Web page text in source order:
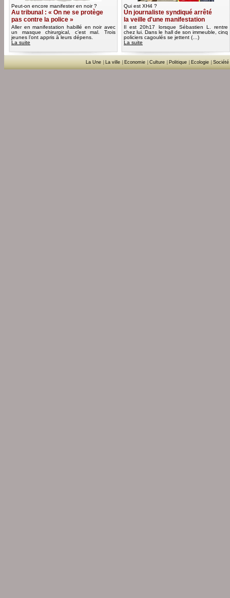
Peut-on encore manifester en noir ?
Au tribunal : « On ne se protège
pas contre la police »
Aller en manifestation habillé en noir avec
un masque chirurgical, c’est mal. Trois
jeunes l’ont appris à leurs dépens.
La suite
Qui est XH4 ?
Un journaliste syndiqué arrêté
la veille d'une manifestation
Il est 20h17 lorsque Sébastien L. rentre
chez lui. Dans le hall de son immeuble, cinq
policiers cagoulés se jettent (…)
La suite
La Une La ville Economie Culture Politique Ecologie Société